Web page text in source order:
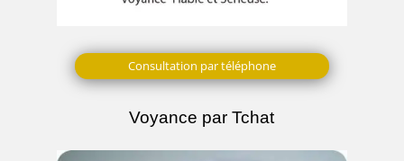
Consultation par téléphone
Voyance par Tchat